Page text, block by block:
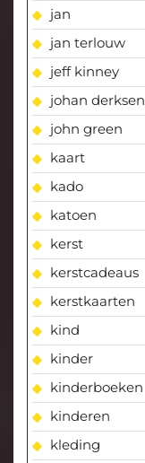
jan
jan terlouw
jeff kinney
johan derksen
john green
kaart
kado
katoen
kerst
kerstcadeaus
kerstkaarten
kind
kinder
kinderboeken
kinderen
kleding